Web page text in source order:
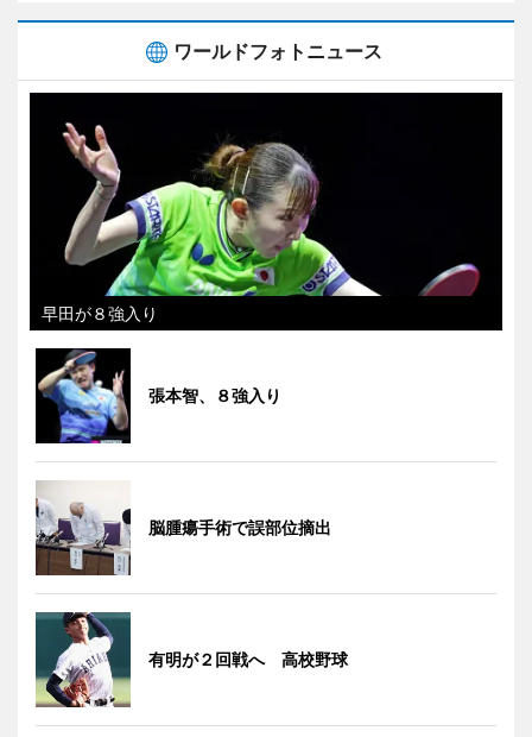
ワールドフォトニュース
早田が８強入り
張本智、８強入り
脳腫瘍手術で誤部位摘出
有明が２回戦へ 高校野球